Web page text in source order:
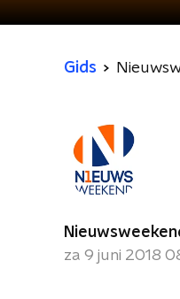
Gids
za 9 juni 2018